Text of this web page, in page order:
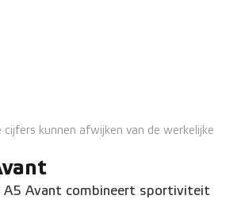
cijfers kunnen afwijken van de werkelijke
A5 Avant combineert sportiviteit